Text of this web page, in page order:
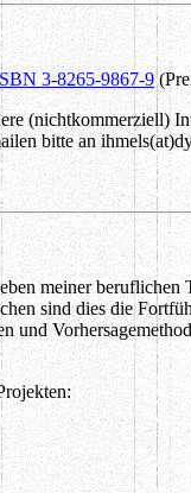
3-8265-9867-9
(nichtkommerziell)
bitte an
meiner beruflichen
sind dies die